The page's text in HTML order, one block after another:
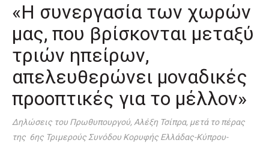
«Η συνεργασία των χωρών
μας, που βρίσκονται μεταξύ
τριών ηπείρων,
απελευθερώνει μοναδικές
προοπτικές για το μέλλον»
Δηλώσεις του Πρωθυπουργού, Αλέξη Τσίπρα, μετά το πέρας
της 6ης Τριμερούς Συνόδου Κορυφής Ελλάδας-Κύπρου-